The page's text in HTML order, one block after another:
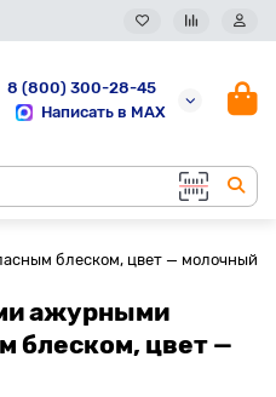
8 (800) 300-28-45
Написать в MAX
блеском, цвет — молочный
ажурными
блеском, цвет —